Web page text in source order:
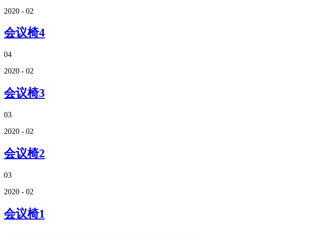
2020 - 02
会议椅4
04
2020 - 02
会议椅3
03
2020 - 02
会议椅2
03
2020 - 02
会议椅1